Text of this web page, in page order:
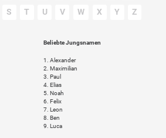
S T U V W X Y Z
Beliebte Jungsnamen
1.
Alexander
2. Maximilian
3. Paul
4. Elias
5. Noah
6. Felix
7. Leon
8. Ben
9. Luca